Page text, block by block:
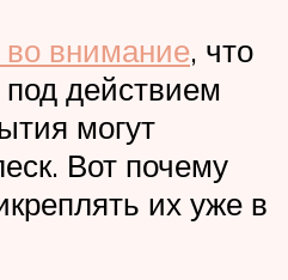
внимание, что
действием
могут
Вот почему
их уже в